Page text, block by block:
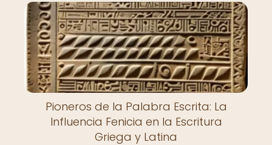
Pioneros de la Palabra Escrita: La
Influencia Fenicia en la Escritura
Griega y Latina